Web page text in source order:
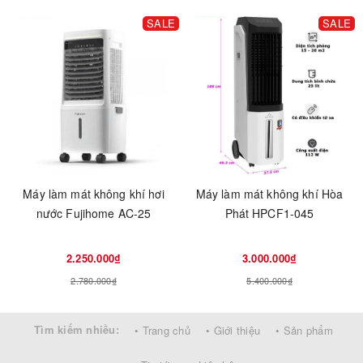
SALE
Máy làm mát không khí hơi
nước Fujihome AC-25
2.250.000₫
2.780.000₫
SALE
Máy làm mát không khí Hòa
Phát HPCF1-045
3.000.000₫
5.400.000₫
Tìm kiếm nhiều: • Trang chủ • Giới thiệu • Sản phẩm